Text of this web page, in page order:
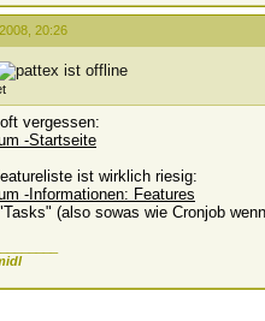
20:26
vergessen:
-Startseite
ist wirklich riesig:
-Informationen: Features
(also sowas wie Cronjob